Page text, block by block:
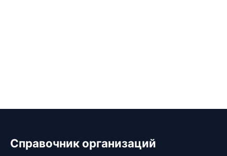
Справочник организаций